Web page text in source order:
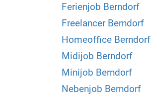
Ferienjob Berndorf
Freelancer Berndorf
Homeoffice Berndorf
Midijob Berndorf
Minijob Berndorf
Nebenjob Berndorf